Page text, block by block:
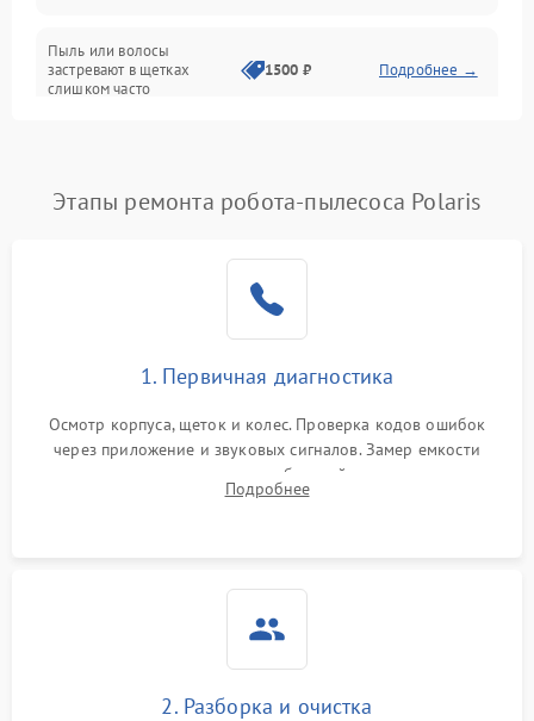
Программные сбои
Пыль или волосы
застревают в щетках
слишком часто
1500 ₽ Подробнее →
Этапы ремонта робота-пылесоса Polaris
1. Первичная диагностика
Осмотр корпуса, щеток и колес. Проверка кодов ошибок
через приложение и звуковых сигналов. Замер емкости
аккумулятора и тестирование базовой станции зарядки.
Оценка работы лидара, бампера и датчиков падения для
Подробнее
2. Разборка и очистка